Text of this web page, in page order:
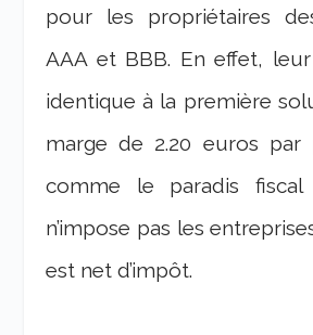
pour les propriétaires
AAA et BBB. En effet,
identique à la première
marge de 2.20 euros par
comme le paradis fiscal
n’impose pas les
est net d’impôt.